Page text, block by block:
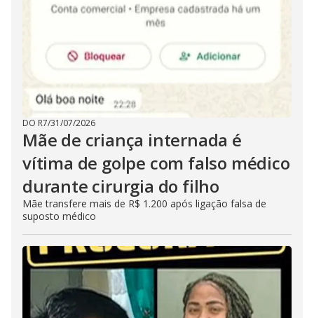
DO R7/31/07/2026
Mãe de criança internada é
vítima de golpe com falso médico
durante cirurgia do filho
Mãe transfere mais de R$ 1.200 após ligação falsa de
suposto médico